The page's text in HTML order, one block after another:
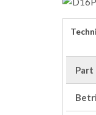
Part